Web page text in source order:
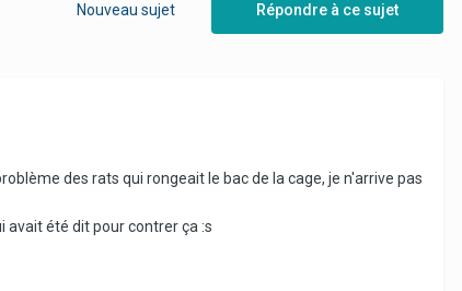
Répondre à ce sujet
Nouveau sujet
des rats qui rongeait le bac de la cage, je n'arrive pas
avait été dit pour contrer ça :s